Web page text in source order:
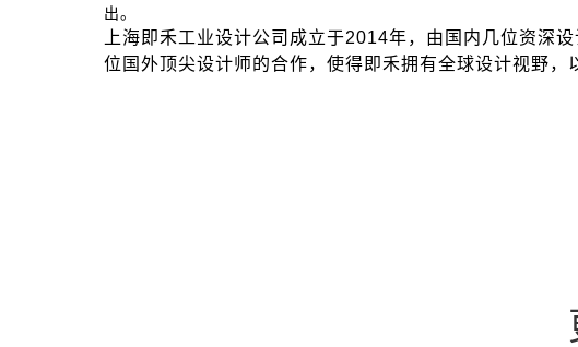
出。
上海即禾工业设计公司成立于2014年，由国内几位资深
位国外顶尖设计师的合作，使得即禾拥有全球设计视野，